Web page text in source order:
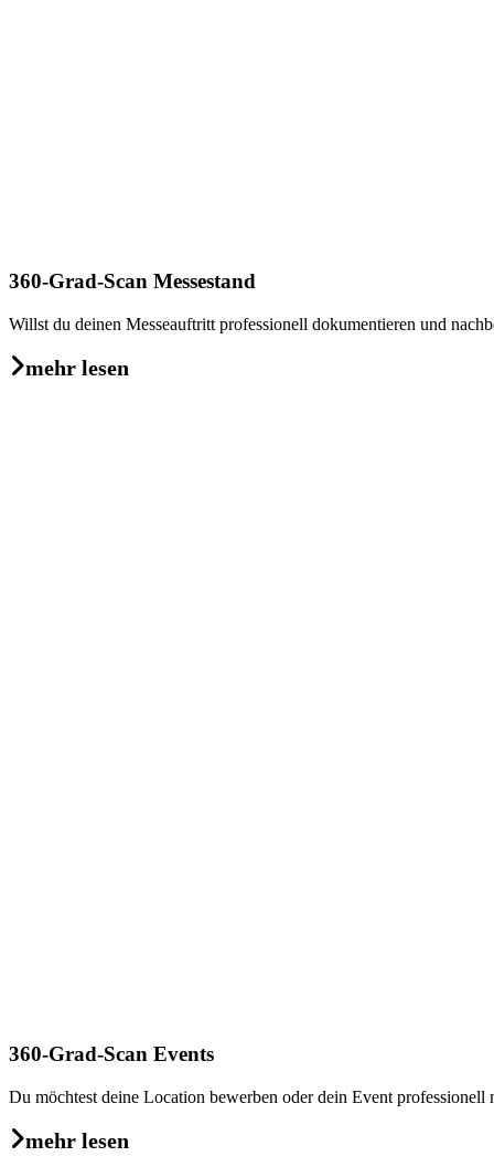
360-Grad-Scan Messestand
Willst du deinen Messeauftritt professionell dokumentieren und
mehr lesen
360-Grad-Scan Events
Du möchtest deine Location bewerben oder dein Event
mehr lesen